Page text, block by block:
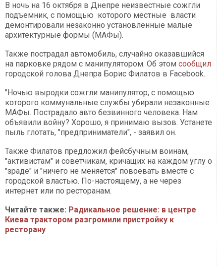
В ночь на 16 октября в Днепре неизвестные сожгли
подъемник, с помощью которого местные власти
демонтировали незаконно установленные малые
архитектурные формы (МАФы).
Также пострадал автомобиль, случайно оказавшийся
на парковке рядом с манипулятором. Об этом сообщил
городской голова Днепра Борис Филатов в Facebook.
"Ночью выродки сожгли манипулятор, с помощью
которого коммунальные службы убирали незаконные
МАФы. Пострадало авто безвинного человека. Нам
объявили войну? Хорошо, я принимаю вызов. Устанете
пыль глотать, "предприниматели", - заявил он.
Также Филатов предложил фейсбучным воинам,
"активистам" и советчикам, кричащих на каждом углу о
"зраде" и "ничего не меняется" повоевать вместе с
городской властью. По-настоящему, а не через
интернет или по ресторанам.
Читайте также: Радикальное решение: в центре
Киева трактором разгромили пристройку к
ресторану